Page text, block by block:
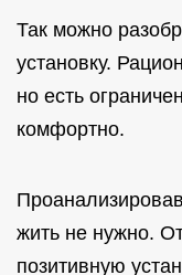
Так можно
установку.
но есть
комфортно.
жить не нужно.
позитивную